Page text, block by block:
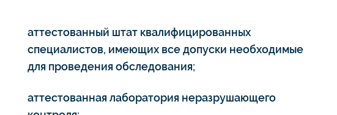
аттестованный штат квалифицированных
специалистов, имеющих все допуски необходимые
для проведения обследования;
аттестованная лаборатория неразрушающего